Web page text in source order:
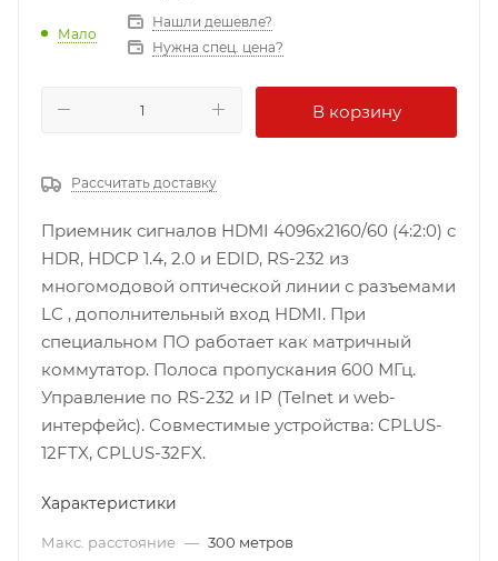
Мало
Нашли дешевле?
Нужна спец. цена?
В корзину
Рассчитать доставку
Приемник сигналов HDMI 4096x2160/60 (4:2:0) c
HDR, HDCP 1.4, 2.0 и EDID, RS-232 из
многомодовой оптической линии с разъемами
LC , дополнительный вход HDMI. При
специальном ПО работает как матричный
коммутатор. Полоса пропускания 600 МГц.
Управление по RS-232 и IP (Telnet и web-
интерфейс). Совместимые устройства: CPLUS-
12FTX, CPLUS-32FX.
Характеристики
Макс. расстояние — 300 метров